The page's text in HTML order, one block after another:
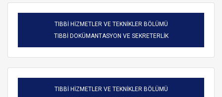
TIBBİ HİZMETLER VE TEKNİKLER BÖLÜMÜ
TIBBİ DOKÜMANTASYON VE SEKRETERLİK
TIBBİ HİZMETLER VE TEKNİKLER BÖLÜMÜ